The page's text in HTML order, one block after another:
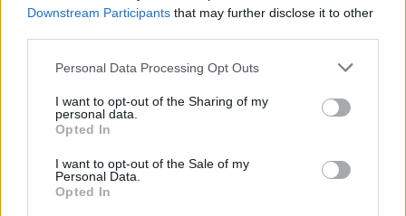
Downstream Participants that may further disclose it to other
Personal Data Processing Opt Outs
I want to opt-out of the Sharing of my
personal data.
Opted In
I want to opt-out of the Sale of my
Personal Data.
Opted In
prieš Rusijai įsiveržiant į Ukrainą, nes Krymas
didžiąją dalį laikotarpio po aneksijos kovojo
su didelėmis sankcijomis ir ekonominėmis
uždarytos sienos suteikė labai reikalingą
postūmį vietos turizmo sektoriui, sėkmė